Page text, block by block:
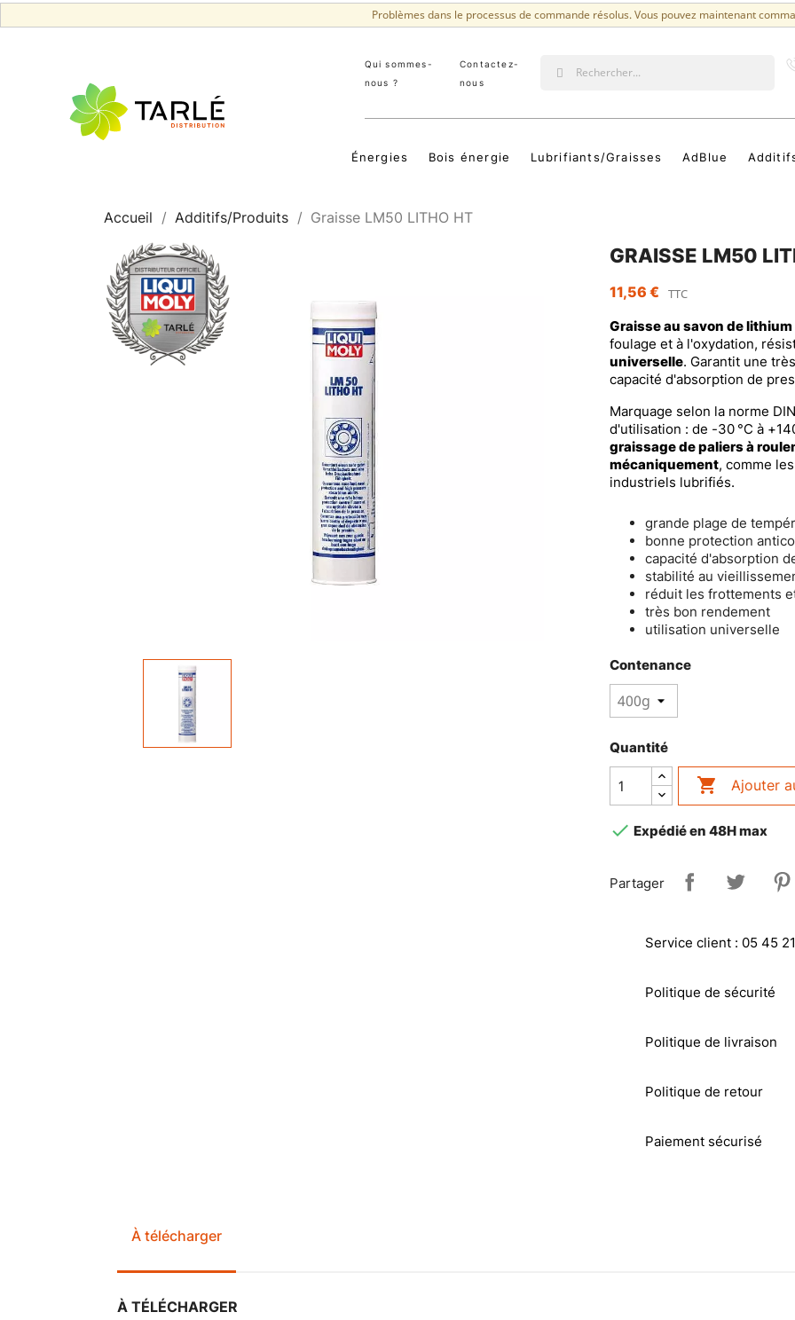
Problèmes dans le processus de commande résolus. Vous pouvez maintenant
Qui sommes-
nous ?
Contactez-
nous
Énergies Bois énergie Lubrifiants/Graisses AdBlue
Accueil Additifs/Produits Graisse LM50 LITHO HT
GRAISSE LM50
11,56 € TTC
Graisse au savon de
foulage et à l'oxydation,
universelle. Garantit une
capacité d'absorption de
Marquage selon la norme
d'utilisation : de -30 °C à
graissage de paliers à
mécaniquement, comme
industriels lubrifiés.
grande plage de
bonne protection
capacité d'absorption
stabilité au
réduit les frottements
très bon rendement
utilisation universelle
Contenance
Quantité
 Ajouter
 Expédié en 48H max
Partager
Service client : 05 45
Politique de sécurité
Politique de livraison
Politique de retour
Paiement sécurisé
À télécharger
À TÉLÉCHARGER